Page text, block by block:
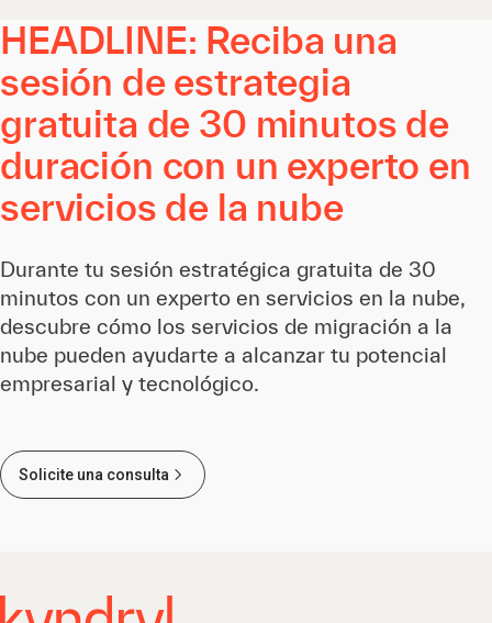
HEADLINE: Reciba una
sesión de estrategia
gratuita de 30 minutos de
duración con un experto en
servicios de la nube
Durante tu sesión estratégica gratuita de 30
minutos con un experto en servicios en la nube,
descubre cómo los servicios de migración a la
nube pueden ayudarte a alcanzar tu potencial
empresarial y tecnológico.
Solicite una consulta